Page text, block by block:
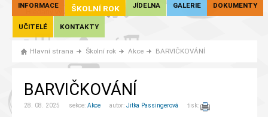
INFORMACE ŠKOLNÍ ROK JÍDELNA GALERIE DOKUMENTY
UČITELÉ KONTAKTY
Hlavní strana Školní rok Akce BARVIČKOVÁNÍ
BARVIČKOVÁNÍ
28. 08. 2025 sekce: Akce autor: Jitka Passingerová tisk: